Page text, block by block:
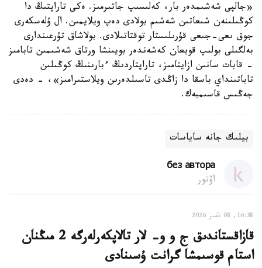
«جالپى شەشىمدەر بار، كەلىسىپ جاتىرمىز. ەكى تاراپتىڭ دا
كوڭىلىنەن شىعاتىن شەشىم بولادى دەپ ويلايمىن. ال ۇلەسكەرى
جوق ىعى-جىعى قۇرىلىستار توقتاتىلادى. بولاشاق تۇرعىندارى
بەلگىلى بولىپ قويعان كەشەندەر بويىنشا ورتاق شەشىمىن تابامىز
- قابات سانىن ازايتامىز، تاراپتاردىڭ ءبارىنىڭ كوڭىلىن
تاباتىنداي باسقا دا زاڭدى تاسىلدەرىن ويلاستىرامىز»، - دەدى
جەڭىس قاسىمبەك.
بيلىك جانە ساياسات
без автора
اۆتور
16:38, 08 تامىز 2026
قازاقستاندىق ج و و- لار تالاپكەرلەرگە 2 مىڭنان
استام قوسىمشا گرانت ۇسىنادى